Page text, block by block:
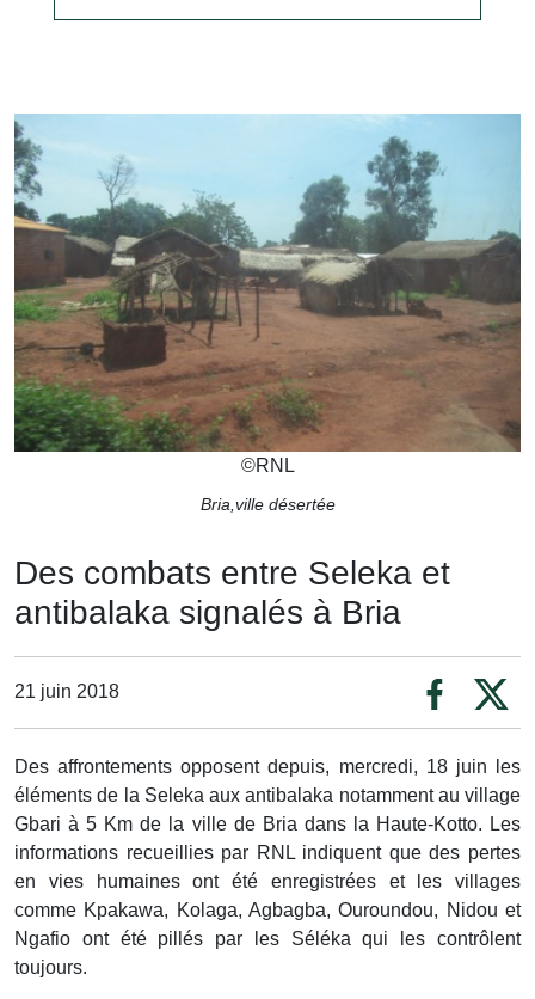
©RNL
Bria,ville désertée
Des combats entre Seleka et
antibalaka signalés à Bria
21 juin 2018
Des affrontements opposent depuis, mercredi, 18 juin les
éléments de la Seleka aux antibalaka notamment au village
Gbari à 5 Km de la ville de Bria dans la Haute-Kotto. Les
informations recueillies par RNL indiquent que des pertes
en vies humaines ont été enregistrées et les villages
comme Kpakawa, Kolaga, Agbagba, Ouroundou, Nidou et
Ngafio ont été pillés par les Séléka qui les contrôlent
toujours.